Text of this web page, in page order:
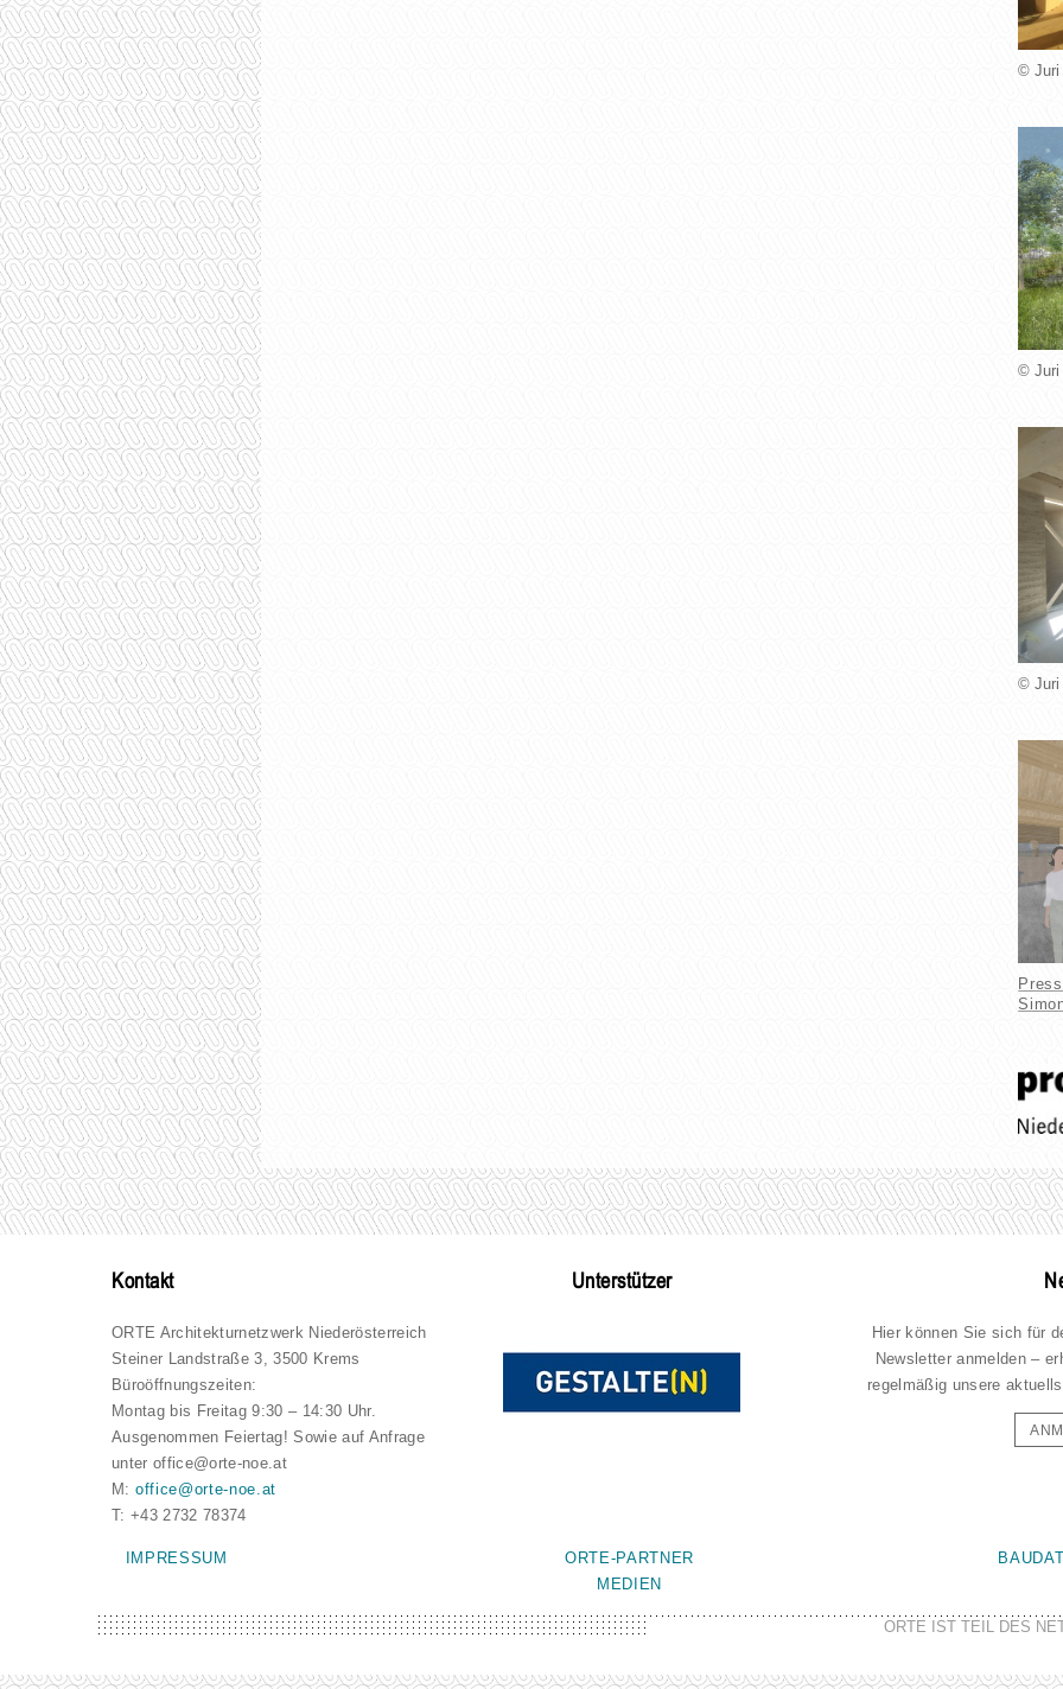
© Juri
© Juri
© Juri
Kontakt
ORTE Architekturnetzwerk Niederösterreich
Steiner Landstraße 3, 3500 Krems
Büroöffnungszeiten:
Montag bis Freitag 9:30 – 14:30 Uhr.
Ausgenommen Feiertag! Sowie auf Anfrage
unter office@orte-noe.at
M: office@orte-noe.at
T: +43 2732 78374
Unterstützer
Hier können Sie sich für
Newsletter anmelden –
regelmäßig unsere
IMPRESSUM
ORTE-PARTNER
MEDIEN
ORTE IST TEIL DES